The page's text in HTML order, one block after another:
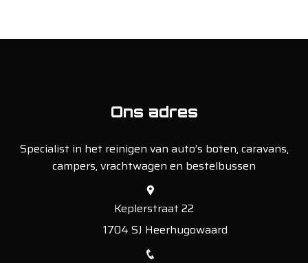
Ons adres
Specialist in het reinigen van auto’s boten, caravans,
campers, vrachtwagen en bestelbussen
Keplerstraat 22
1704 SJ Heerhugowaard